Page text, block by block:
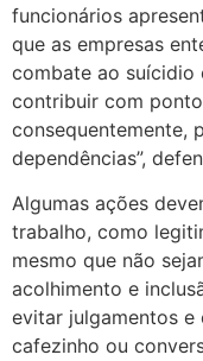
funcionários
que as empresas
combate ao suícidio
contribuir com
consequentemente,
dependências”,
Algumas ações
trabalho, como
mesmo que não
acolhimento e
evitar julgamentos e
cafezinho ou